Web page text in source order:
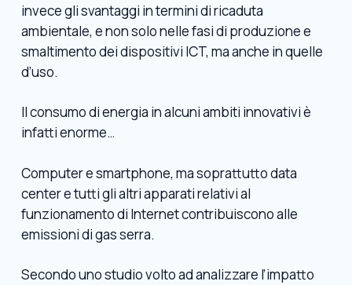
invece gli svantaggi in termini di ricaduta
ambientale, e non solo nelle fasi di produzione e
smaltimento dei dispositivi ICT, ma anche in quelle
d’uso.
Il consumo di energia in alcuni ambiti innovativi è
infatti enorme…
Computer e smartphone, ma soprattutto data
center e tutti gli altri apparati relativi al
funzionamento di Internet contribuiscono alle
emissioni di gas serra.
Secondo uno studio volto ad analizzare l’impatto